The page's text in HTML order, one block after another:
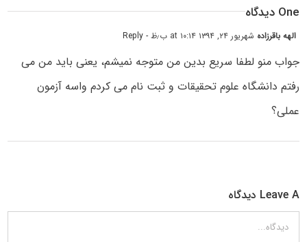
One دیدگاه
الهه باقرزاده شهریور ۲۴, ۱۳۹۴ at ۱۰:۱۴ ب٫ظ - Reply
جواب منو لطفا سریع بدین من متوجه نمیشم، یعنی باید من می
رفتم دانشگاه علوم تحقیقات و ثبت نام می کردم واسه آزمون
عملی؟
Leave A دیدگاه
دیدگاه